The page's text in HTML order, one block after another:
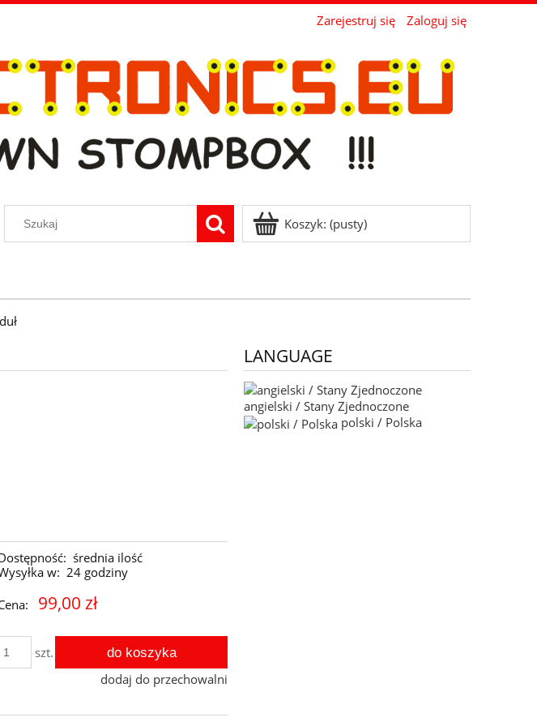
Zarejestruj się Zaloguj się
Koszyk: (pusty)
średnia ilość
w: 24 godziny
99,00 zł
szt.
do koszyka
dodaj do przechowalni
LANGUAGE
angielski / Stany Zjednoczone
polski / Polska